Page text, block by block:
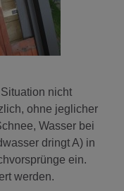
nicht
ohne jeglicher
Wasser bei
dringt A) in
ein.
werden.